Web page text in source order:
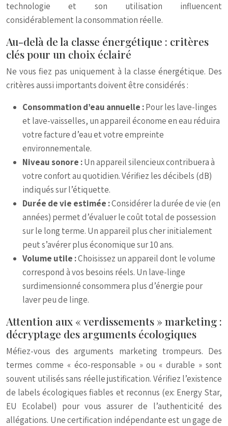
technologie et son utilisation influencent
considérablement la consommation réelle.
Au-delà de la classe énergétique : critères
clés pour un choix éclairé
Ne vous fiez pas uniquement à la classe énergétique. Des
critères aussi importants doivent être considérés :
Consommation d’eau annuelle :Pour les lave-linges
et lave-vaisselles, un appareil économe en eau réduira
votre facture d’eau et votre empreinte
environnementale.
Niveau sonore :Un appareil silencieux contribuera à
votre confort au quotidien. Vérifiez les décibels (dB)
indiqués sur l’étiquette.
Durée de vie estimée :Considérer la durée de vie (en
années) permet d’évaluer le coût total de possession
sur le long terme. Un appareil plus cher initialement
peut s’avérer plus économique sur 10 ans.
Volume utile :Choisissez un appareil dont le volume
correspond à vos besoins réels. Un lave-linge
surdimensionné consommera plus d’énergie pour
laver peu de linge.
Attention aux « verdissements » marketing :
décryptage des arguments écologiques
Méfiez-vous des arguments marketing trompeurs. Des
termes comme « éco-responsable » ou « durable » sont
souvent utilisés sans réelle justification. Vérifiez l’existence
de labels écologiques fiables et reconnus (ex: Energy Star,
EU Ecolabel) pour vous assurer de l’authenticité des
allégations. Une certification indépendante est un gage de